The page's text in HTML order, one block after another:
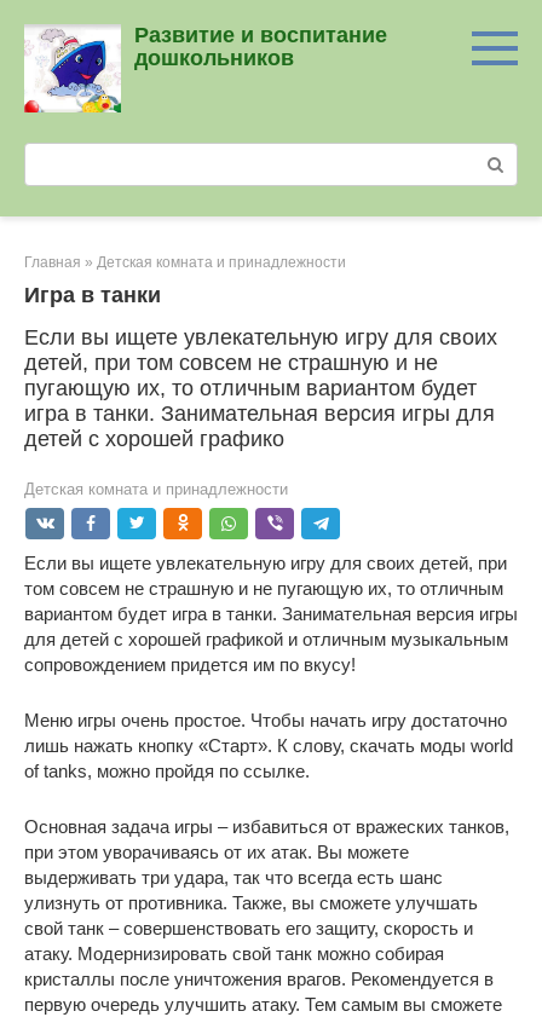
контенту
Развитие и воспитание
дошкольников
Главная » Детская комната и принадлежности
Игра в танки
Если вы ищете увлекательную игру для своих
детей, при том совсем не страшную и не
пугающую их, то отличным вариантом будет
игра в танки. Занимательная версия игры для
детей с хорошей графико
Детская комната и принадлежности
Если вы ищете увлекательную игру для своих детей, при
том совсем не страшную и не пугающую их, то отличным
вариантом будет игра в танки. Занимательная версия игры
для детей с хорошей графикой и отличным музыкальным
сопровождением придется им по вкусу!
Меню игры очень простое. Чтобы начать игру достаточно
лишь нажать кнопку «Старт». К слову, скачать моды world
of tanks, можно пройдя по ссылке.
Основная задача игры – избавиться от вражеских танков,
при этом уворачиваясь от их атак. Вы можете
выдерживать три удара, так что всегда есть шанс
улизнуть от противника. Также, вы сможете улучшать
свой танк – совершенствовать его защиту, скорость и
атаку. Модернизировать свой танк можно собирая
кристаллы после уничтожения врагов. Рекомендуется в
первую очередь улучшить атаку. Тем самым вы сможете